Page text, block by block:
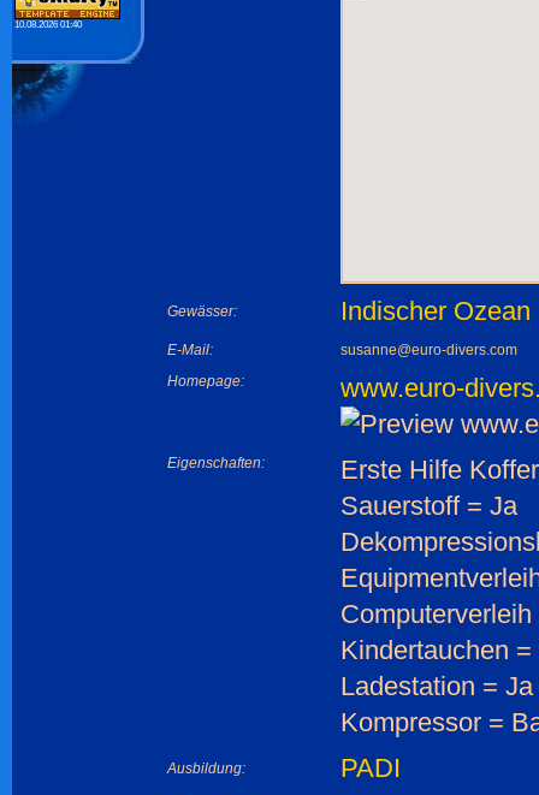
Gewässer: Indischer Ozean
E-Mail:
susanne@euro-divers.com
Homepage:
www.euro-
Eigenschaften:
Erste Hilfe
Sauerstoff = Ja
Computerverleih
Kindertauchen =
Ladestation = Ja
Kompressor =
Ausbildung: PADI
10.08.2026 01:40